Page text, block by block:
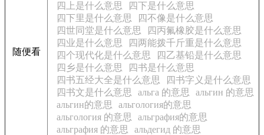
随便看
四上是什么意思
四下是什么意思
四下里是什么意思
四不像是什么意思
四世同堂是什么意思
四丙氟橡胶是什么意思
四业是什么意思
四两能拨千斤重是什么意思
四个现代化是什么意思
四乙基铅是什么意思
四乡是什么意思
四书是什么意思
四书五经大全是什么意思
四书字义是什么意思
四书文是什么意思
альга 的意思
альгин 的意思
альгин的意思
альгология的意思
альгология 的意思
альграфия的意思
альграфия 的意思
альдегид 的意思